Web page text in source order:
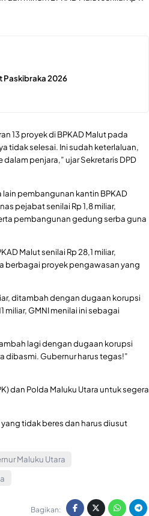
Paskibraka 2026
13 proyek di BPKAD Malut pada
tidak selesai. Ini sudah keterlaluan,
penjara,” ujar Sekretaris DPD
pembangunan kantin BPKAD
pejabat senilai Rp 1,8 miliar,
pembangunan gedung serba guna
Malut senilai Rp 28,1 miliar,
berbagai proyek pengawasan yang
ditambah dengan dugaan korupsi
miliar, GMNI menilai ini sebagai
lagi dengan dugaan korupsi
dibasmi. Gubernur harus tegas!”
dan Polda Maluku Utara untuk segera
tidak beres dan harus diusut
Maluku Utara
Bagikan: